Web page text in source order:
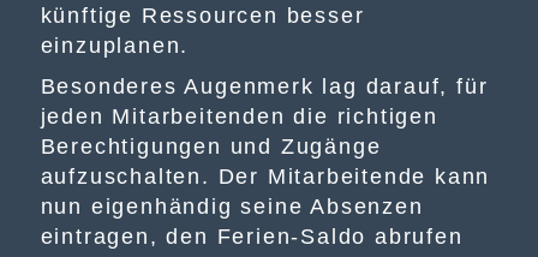
künftige Ressourcen besser
einzuplanen.
Besonderes Augenmerk lag darauf, für
jeden Mitarbeitenden die richtigen
Berechtigungen und Zugänge
aufzuschalten. Der Mitarbeitende kann
nun eigenhändig seine Absenzen
eintragen, den Ferien-Saldo abrufen